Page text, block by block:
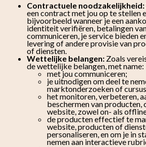
Contractuele noodzakelijkheid:
een contract met jou op te stellen
bijvoorbeeld wanneer je een
identiteit verifiëren, betalingen
communiceren, je service bieden
levering of andere provisie van
of diensten.
Wettelijke belangen: Zoals
de wettelijke belangen, met name:
met jou communiceren;
je uitnodigen om deel te
marktonderzoeken of
het monitoren, verbeteren,
beschermen van producten,
website, zowel on- als
de producten effectief te
website, producten of
personaliseren, en om je in
nemen aan interactieve